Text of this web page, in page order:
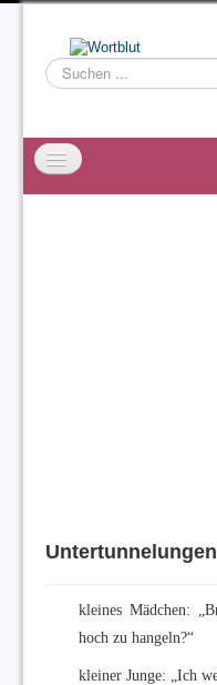
Suchen
...
Untertunnelungen
kleines Mädchen:
hoch zu hangeln?“
kleiner Junge: „Ich